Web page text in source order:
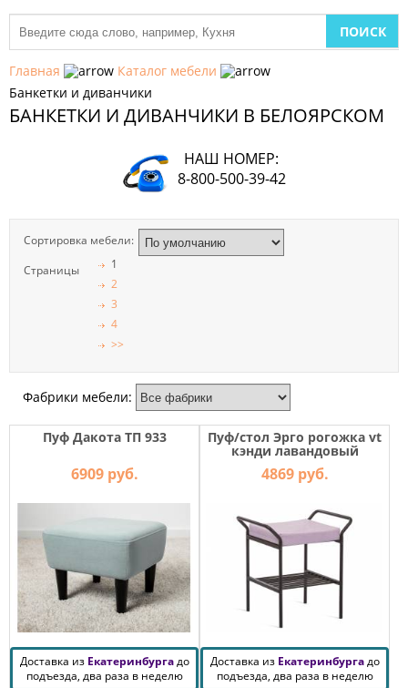
Главная
Каталог мебели
Банкетки и диванчики
БАНКЕТКИ И ДИВАНЧИКИ В БЕЛОЯРСКОМ
НАШ НОМЕР:
8-800-500-39-42
Сортировка мебели:
Страницы
1
2
3
4
>>
Фабрики мебели:
Пуф Дакота ТП 933
6909 руб.
Доставка из Екатеринбургадо
подъезда, два раза в неделю
Пуф/стол Эрго рогожка vt
кэнди лавандовый
4869 руб.
Доставка из Екатеринбургадо
подъезда, два раза в неделю
МЕБЕЛЬ
КУХНИ
ДЕТСКАЯ
ШКАФЫ
МЕБЕЛЬ
ГОСТИНОЙ
ПРИХОЖЕЙ
СТОЛЫ
ОФИСНАЯ
МЕБЕЛЬ
МАТРАСЫ
МЕБЕЛЬ
ДЛЯ
ВАННОЙ